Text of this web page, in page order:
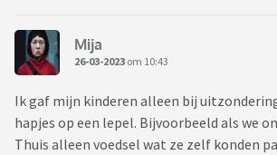
Mija
26-03-2023 om 10:43
Ik gaf mijn kinderen alleen bij
hapjes op een lepel. Bijvoorbeeld als we
Thuis alleen voedsel wat ze zelf konden